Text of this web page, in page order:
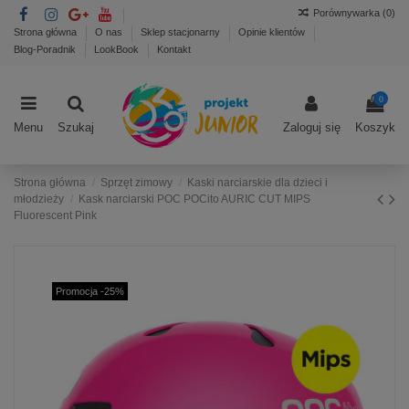
Strona główna O nas Sklep stacjonarny
Opinie klientów
Blog-Poradnik
LookBook Kontakt
Porównywarka (0)
Menu Szukaj Zaloguj się
0
Koszyk
Strona główna Sprzęt zimowy
Kaski narciarskie dla dzieci i
młodzieży
Kask narciarski POC POCito AURIC CUT MIPS
Fluorescent Pink
Promocja -25%